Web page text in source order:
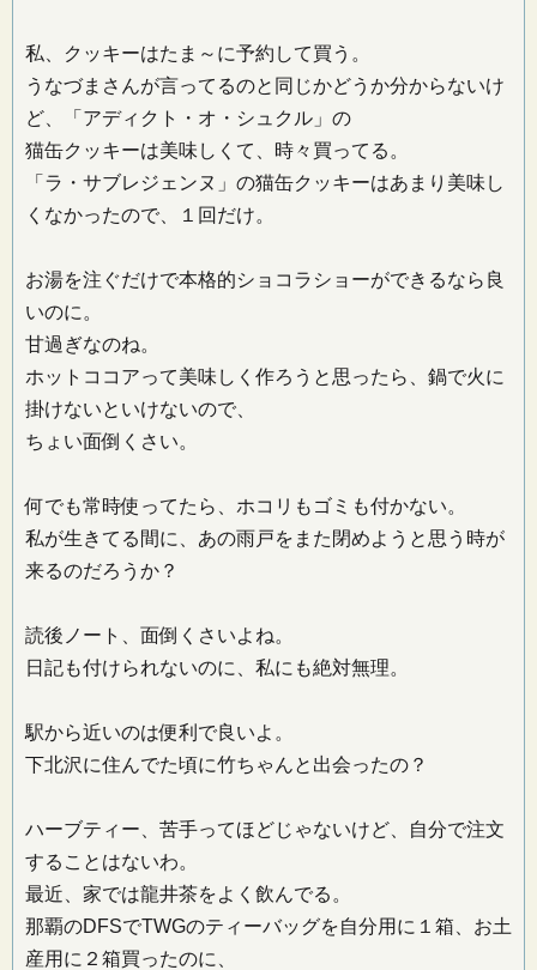
私、クッキーはたま～に予約して買う。
うなづまさんが言ってるのと同じかどうか分からないけ
ど、「アディクト・オ・シュクル」の
猫缶クッキーは美味しくて、時々買ってる。
「ラ・サブレジェンヌ」の猫缶クッキーはあまり美味し
くなかったので、１回だけ。
お湯を注ぐだけで本格的ショコラショーができるなら良
いのに。
甘過ぎなのね。
ホットココアって美味しく作ろうと思ったら、鍋で火に
掛けないといけないので、
ちょい面倒くさい。
何でも常時使ってたら、ホコリもゴミも付かない。
私が生きてる間に、あの雨戸をまた閉めようと思う時が
来るのだろうか？
読後ノート、面倒くさいよね。
日記も付けられないのに、私にも絶対無理。
駅から近いのは便利で良いよ。
下北沢に住んでた頃に竹ちゃんと出会ったの？
ハーブティー、苦手ってほどじゃないけど、自分で注文
することはないわ。
最近、家では龍井茶をよく飲んでる。
那覇のDFSでTWGのティーバッグを自分用に１箱、お土
産用に２箱買ったのに、